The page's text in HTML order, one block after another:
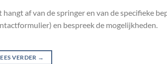
hangt af van de springer en van de specifieke
en bespreek de mogelijkheden.
VERDER →